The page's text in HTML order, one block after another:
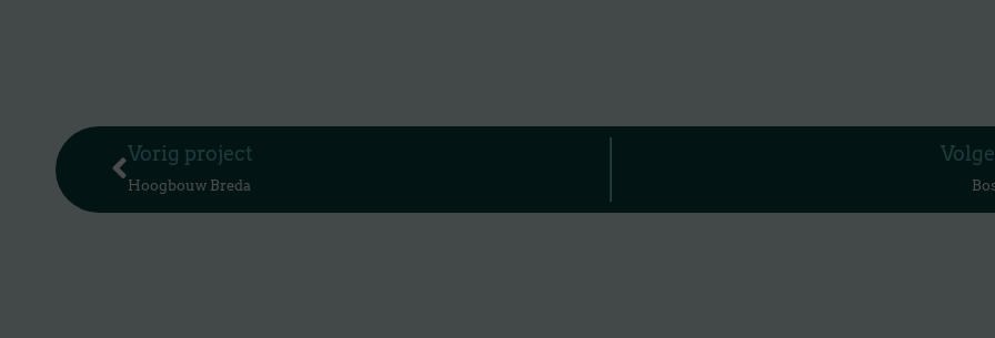
Vorige
Vorig project
Hoogbouw Breda